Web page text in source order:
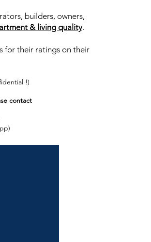
builders, owners,
& living quality.
for their ratings on their
!)
contact